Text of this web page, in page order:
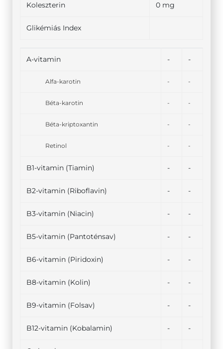
Koleszterin 0 mg
Glikémiás Index
A-vitamin - -
Alfa-karotin - -
Béta-karotin - -
Béta-kriptoxantin - -
Retinol - -
B1-vitamin (Tiamin) - -
B2-vitamin (Riboflavin) - -
B3-vitamin (Niacin) - -
B5-vitamin (Pantoténsav) - -
B6-vitamin (Piridoxin) - -
B8-vitamin (Kolin) - -
B9-vitamin (Folsav) - -
B12-vitamin (Kobalamin) - -